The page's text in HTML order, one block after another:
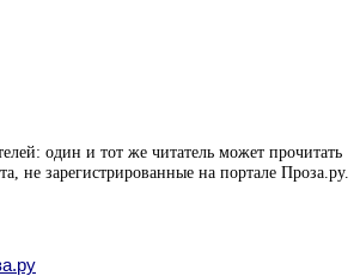
один и тот же читатель может прочитать
не зарегистрированные на портале Проза.ру.